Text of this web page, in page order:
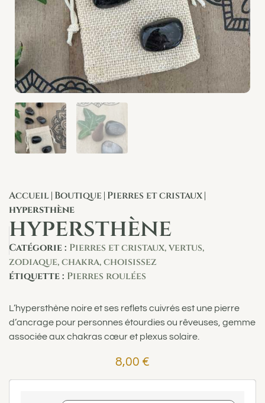
Accueil Boutique Pierres et cristaux
hypersthène
hypersthène
Catégorie : Pierres et cristaux, vertus,
zodiaque, chakra, choisissez
étiquette : Pierres roulées
L’hypersthène noire et ses reflets cuivrés est une pierre
d’ancrage pour personnes étourdies ou rêveuses, gemme
associée aux chakras cœur et plexus solaire.
8,00 €